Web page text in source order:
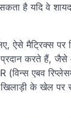
सकता है यदि वे
मैट्रिक्स पर
करते हैं,
(विन्स एबव
के खेल पर